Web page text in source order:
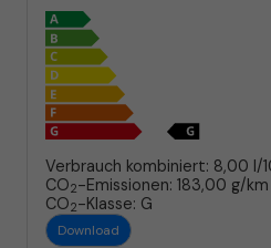
Verbrauch kombiniert: 8,00 l/
CO2-Emissionen: 183,00 g/km
CO2-Klasse: G
Download